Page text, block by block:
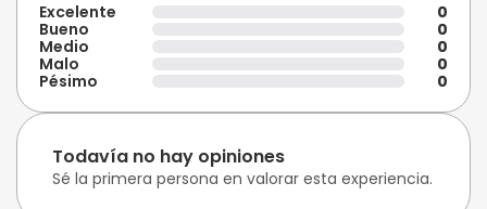
Excelente
0
Bueno
0
Medio
0
Malo
0
Pésimo
0
Todavía no hay opiniones
Sé la primera persona en valorar esta experiencia.